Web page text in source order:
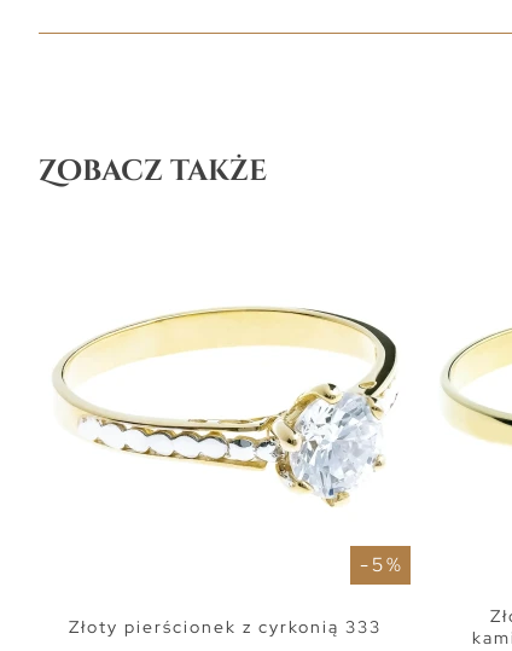
Zobacz także
- 5 %
Złoty pierścionek z cyrkonią 333